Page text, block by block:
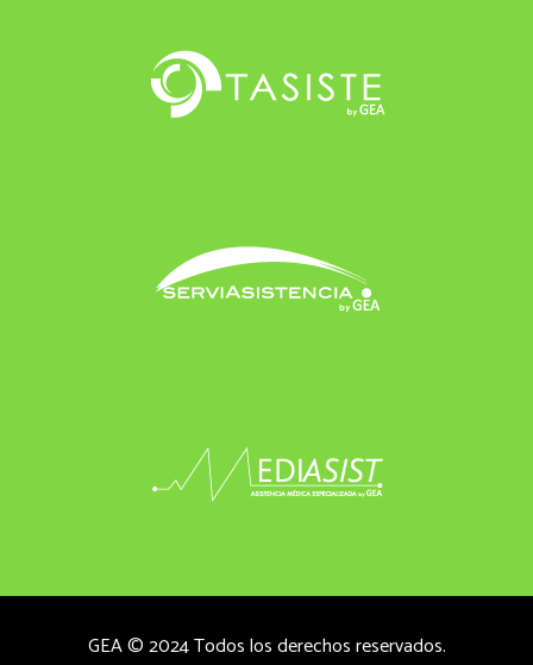
GEA © 2024 Todos los derechos reservados.